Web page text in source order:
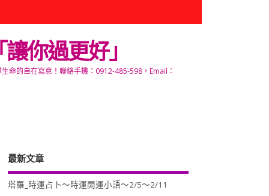
你過更好」
命的自在寫意！聯絡手機：0912-485-598，Email：
最新文章
塔羅_時運占卜～時運開運小語～2/5～2/11